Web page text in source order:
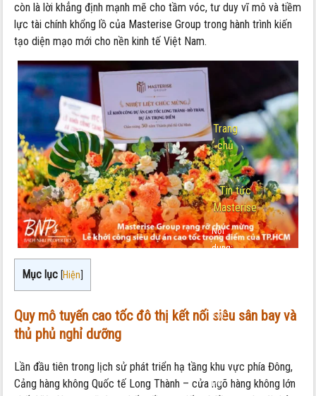
Trang
chủ
-
Tin tức
Masterise
Nội
dung:
Tốc
–
Hồ
còn là lời khẳng định mạnh mẽ cho tầm vóc, tư duy vĩ mô và tiềm
lực tài chính khổng lồ của Masterise Group trong hành trình kiến
tạo diện mạo mới cho nền kinh tế Việt Nam.
Mục lục [Hiện]
Quy mô tuyến cao tốc đô thị kết nối siêu sân bay và
thủ phủ nghỉ dưỡng
Lần đầu tiên trong lịch sử phát triển hạ tầng khu vực phía Đông,
Cảng hàng không Quốc tế Long Thành – cửa ngõ hàng không lớn